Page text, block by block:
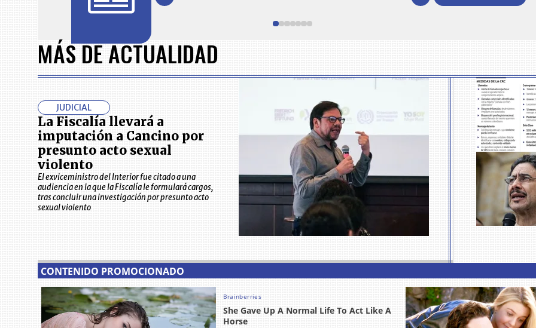
of
7
MÁS DE ACTUALIDAD
JUDICIAL
La Fiscalía llevará a
imputación a Cancino por
presunto acto sexual
violento
El exviceministro del Interior fue citado a una
audiencia en la que la Fiscalía le formulará cargos,
tras concluir una investigación por presunto acto
sexual violento